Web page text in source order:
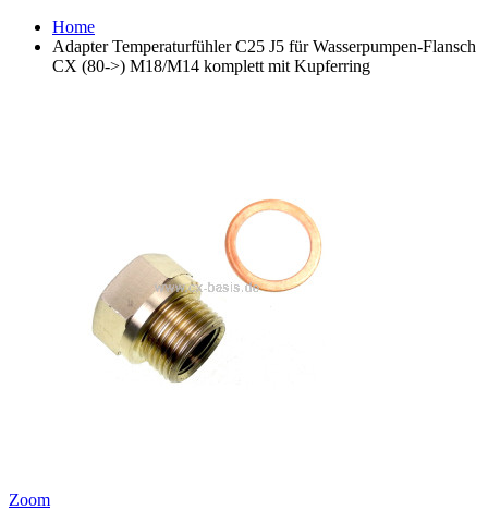
Home
Adapter Temperaturfühler C25 J5 für Wasserpumpen-Flansch
CX (80->) M18/M14 komplett mit Kupferring
Zoom